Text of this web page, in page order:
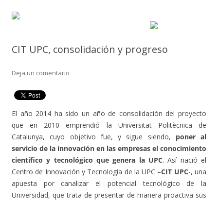
CIT UPC, consolidación y progreso
Deja un comentario
El año 2014 ha sido un año de consolidación del proyecto
que en 2010 emprendió la Universitat Politècnica de
Catalunya, cuyo objetivo fue, y sigue siendo, poner al
servicio de la innovación en las empresas el conocimiento
científico y tecnológico que genera la UPC. Así nació el
Centro de Innovación y Tecnología de la UPC –CIT UPC-, una
apuesta por canalizar el potencial tecnológico de la
Universidad, que trata de presentar de manera proactiva sus